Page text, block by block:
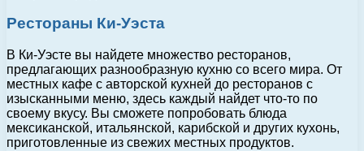
Рестораны Ки-Уэста
В Ки-Уэсте вы найдете множество ресторанов,
предлагающих разнообразную кухню со всего мира. От
местных кафе с авторской кухней до ресторанов с
изысканными меню, здесь каждый найдет что-то по
своему вкусу. Вы сможете попробовать блюда
мексиканской, итальянской, карибской и других кухонь,
приготовленные из свежих местных продуктов.